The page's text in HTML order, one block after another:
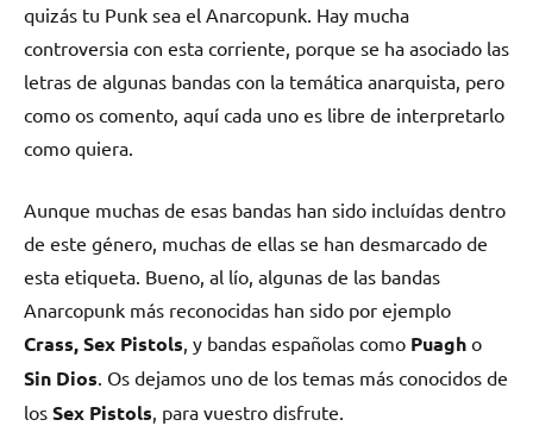
quizás tu Punk sea el Anarcopunk. Hay mucha
controversia con esta corriente, porque se ha asociado las
letras de algunas bandas con la temática anarquista, pero
como os comento, aquí cada uno es libre de interpretarlo
como quiera.
Aunque muchas de esas bandas han sido incluídas dentro
de este género, muchas de ellas se han desmarcado de
esta etiqueta. Bueno, al lío, algunas de las bandas
Anarcopunk más reconocidas han sido por ejemplo
Crass, Sex Pistols , y bandas españolas como Puagh o
Sin Dios . Os dejamos uno de los temas más conocidos de
los Sex Pistols , para vuestro disfrute.